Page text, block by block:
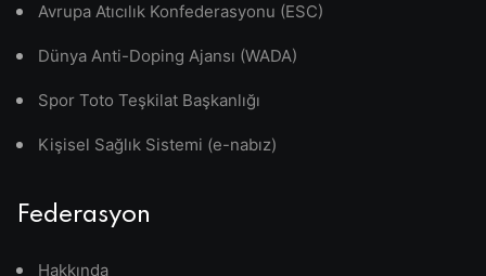
Avrupa Atıcılık Konfederasyonu (ESC)
Dünya Anti-Doping Ajansı (WADA)
Spor Toto Teşkilat Başkanlığı
Kişisel Sağlık Sistemi (e-nabız)
Federasyon
Hakkında